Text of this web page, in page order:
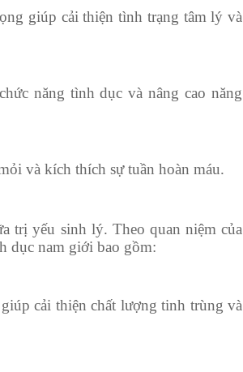
giúp cải thiện tình trạng tâm lý và
năng tình dục và nâng cao năng
và kích thích sự tuần hoàn máu.
trị yếu sinh lý. Theo quan niệm của
dục nam giới bao gồm:
cải thiện chất lượng tinh trùng và